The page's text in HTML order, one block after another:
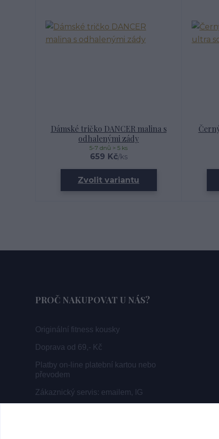
Dámské tričko DANCER malina s
odhalenými zády
659 Kč/ks
5-7 dnů > 5 ks
Zvolit variantu
PROČ NAKUPOVAT U NÁS?
Originální fitness kousky
Doprava od 69,- Kč
Platby on-line platební kartou nebo
převodem
Zákaznický servis: emailem, IG